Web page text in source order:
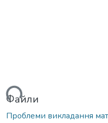
Файли
Проблеми викладання